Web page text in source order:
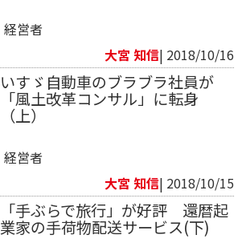
経営者
大宮 知信| 2018/10/16
いすゞ自動車のブラブラ社員が
「風土改革コンサル」に転身
（上）
経営者
大宮 知信| 2018/10/15
「手ぶらで旅行」が好評 還暦起
業家の手荷物配送サービス​(下)